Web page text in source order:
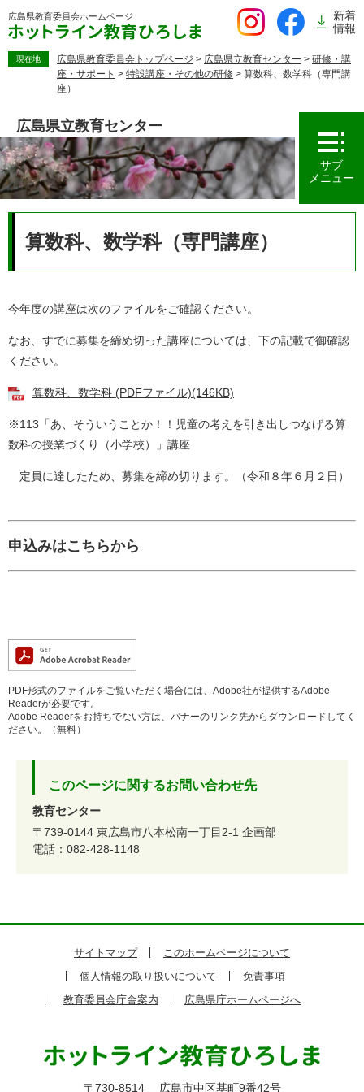
ー
す。
広島県教育委員会ホームページ
新着
情報
現在地 広島県教育委員会トップページ > 広島県立教育センター > 研修・講
座・サポート > 特設講座・その他の研修 > 算数科、数学科（専門講
座）
広島県立教育センター
サブ
メニュー
算数科、数学科（専門講座）
今年度の講座は次のファイルをご確認ください。
なお、すでに募集を締め切った講座については、下の記載で御確認
ください。
算数科、数学科 (PDFファイル)(146KB)
※113「あ、そういうことか！！児童の考えを引き出しつなげる算
数科の授業づくり（小学校）」講座
定員に達したため、募集を締め切ります。（令和８年６月２日）
申込みはこちらから
PDF形式のファイルをご覧いただく場合には、Adobe社が提供するAdobe
Readerが必要です。
Adobe Readerをお持ちでない方は、バナーのリンク先からダウンロードしてく
ださい。（無料）
このページに関するお問い合わせ先
教育センター
〒739-0144 東広島市八本松南一丁目2-1 企画部
電話：082-428-1148
サイトマップ
このホームページについて
個人情報の取り扱いについて
免責事項
教育委員会庁舎案内
広島県庁ホームページへ
〒730-8514 広島市中区基町9番42号